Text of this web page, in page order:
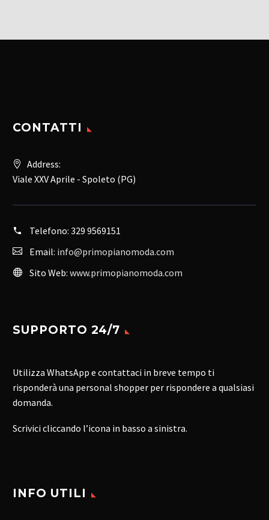
CONTATTI
Address:
Viale XXV Aprile - Spoleto (PG)
Telefono: 329 9569151
Email: info@primopianomoda.com
Sito Web: www.primopianomoda.com
SUPPORTO 24/7
Utilizza WhatsApp e contattaci in breve tempo ti
risponderà una personal shopper per rispondere a qualsiasi
domanda.
Scrivici cliccando l’icona in basso a sinistra.
INFO UTILI